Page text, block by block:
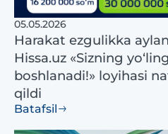
05.05.2026
Harakat ezgulikka
Hissa.uz «Sizning
boshlanadi!» loyihasi
qildi
Batafsil